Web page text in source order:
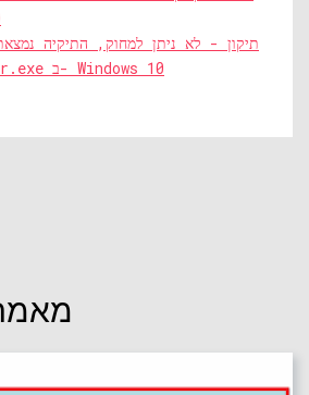
תיקון - לא ניתן למחוק, התיקיה
ידי Explorer.exe ב- Windows 10